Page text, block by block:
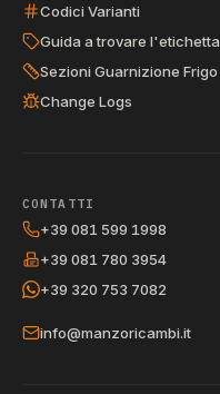
Codici Varianti
Guida a trovare l'etichetta
Sezioni Guarnizione Frigo
Change Logs
CONTATTI
+39 081 599 1998
+39 081 780 3954
+39 320 753 7082
info@manzoricambi.it